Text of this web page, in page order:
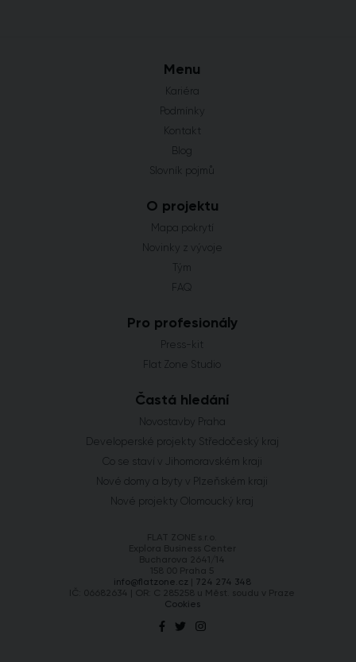
Menu
Kariéra
Podmínky
Kontakt
Blog
Slovník pojmů
O projektu
Mapa pokrytí
Novinky z vývoje
Tým
FAQ
Pro profesionály
Press-kit
Flat Zone Studio
Častá hledání
Novostavby Praha
Developerské projekty Středočeský kraj
Co se staví v Jihomoravském kraji
Nové domy a byty v Plzeňském kraji
Nové projekty Olomoucký kraj
info@flatzone.cz
724 274 348
Cookies